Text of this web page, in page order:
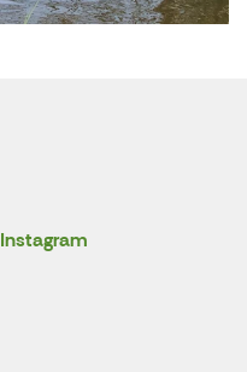
Instagram